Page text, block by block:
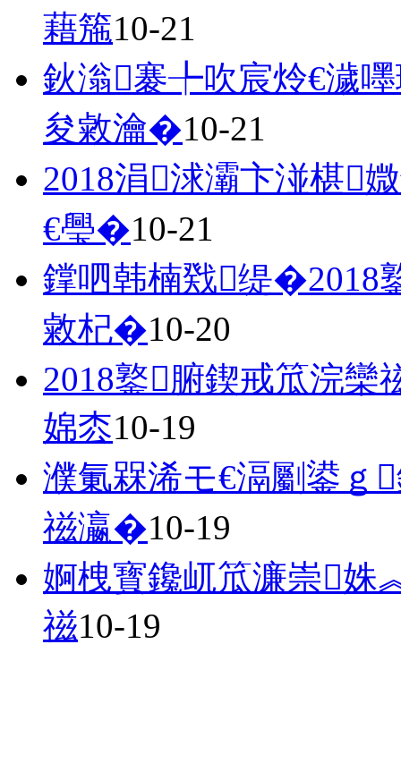
藉箷10-21
鈥滃褰╄吹宸炩€濊
夋敹瀹�10-21
2018涓浗灞卞湴椹
€璺�10-21
鐣呬韩楠戣缇�2018
敹杞�10-20
2018鐜腑鍥戒笟浣欒
婂枩10-19
濮氭槑浠モ€滆劚鍙ｇ
禌瀛�10-19
婀栧寳鑱屼笟濂崇姝
禌10-19